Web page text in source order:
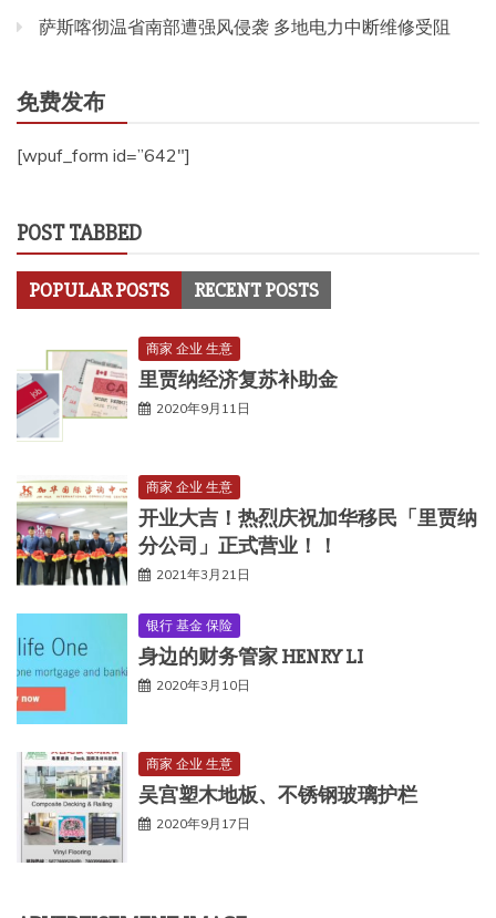
萨斯喀彻温省南部遭强风侵袭 多地电力中断维修受阻
免费发布
[wpuf_form id=”642″]
POST TABBED
POPULAR POSTS RECENT POSTS
商家 企业 生意
里贾纳经济复苏补助金
2020年9月11日
商家 企业 生意
开业大吉！热烈庆祝加华移民「里贾纳
分公司」正式营业！！
2021年3月21日
银行 基金 保险
身边的财务管家 HENRY LI
2020年3月10日
商家 企业 生意
吴宫塑木地板、不锈钢玻璃护栏
2020年9月17日